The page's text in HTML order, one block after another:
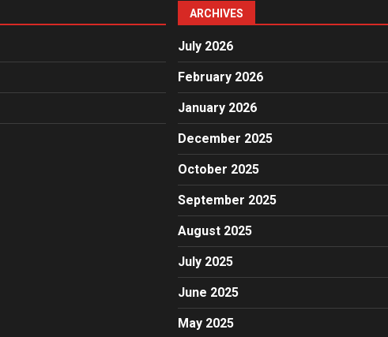
ARCHIVES
July 2026
February 2026
January 2026
December 2025
October 2025
September 2025
August 2025
July 2025
June 2025
May 2025